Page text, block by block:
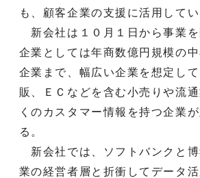
も、顧客企業の支援に活用してい
新会社は１０月１日から事業を
企業としては年商数億円規模の
企業まで、幅広い企業を想定し
販、ＥＣなどを含む小売りや流
くのカスタマー情報を持つ企業
る。
新会社では、ソフトバンクと博
業の経営者層と折衝してデータ